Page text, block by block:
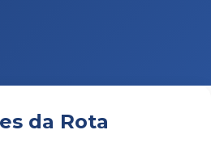
da Rota